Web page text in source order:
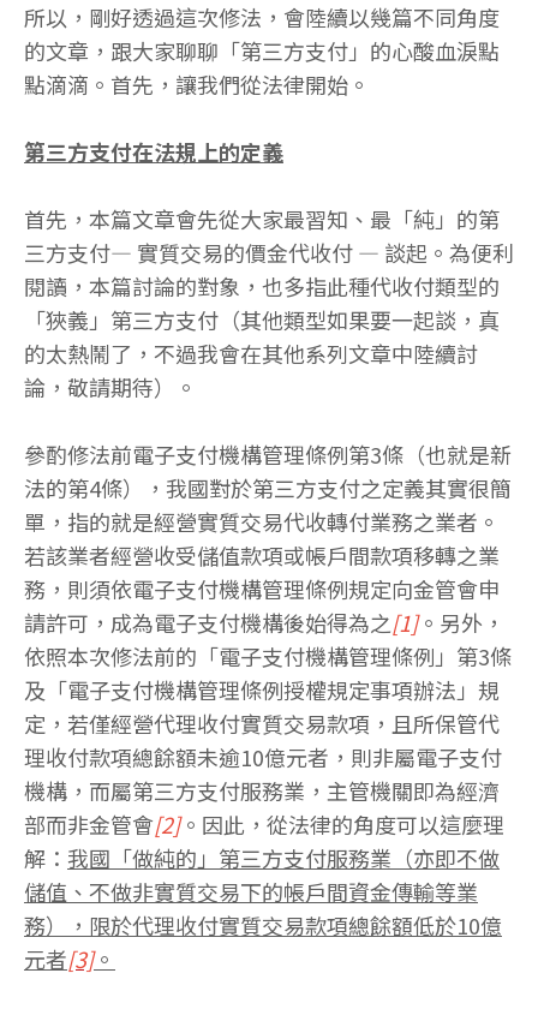
所以，剛好透過這次修法，會陸續以幾篇不同角度
的文章，跟大家聊聊「第三方支付」的心酸血淚點
點滴滴。首先，讓我們從法律開始。
第三方支付在法規上的定義
首先，本篇文章會先從大家最習知、最「純」的第
三方支付— 實質交易的價金代收付 — 談起。為便利
閱讀，本篇討論的對象，也多指此種代收付類型的
「狹義」第三方支付（其他類型如果要一起談，真
的太熱鬧了，不過我會在其他系列文章中陸續討
論，敬請期待）。
參酌修法前電子支付機構管理條例第3條（也就是新
法的第4條），我國對於第三方支付之定義其實很簡
單，指的就是經營實質交易代收轉付業務之業者。
若該業者經營收受儲值款項或帳戶間款項移轉之業
務，則須依電子支付機構管理條例規定向金管會申
請許可，成為電子支付機構後始得為之[1]。另外，
依照本次修法前的「電子支付機構管理條例」第3條
及「電子支付機構管理條例授權規定事項辦法」規
定，若僅經營代理收付實質交易款項，且所保管代
理收付款項總餘額未逾10億元者，則非屬電子支付
機構，而屬第三方支付服務業，主管機關即為經濟
部而非金管會[2]。因此，從法律的角度可以這麼理
解： 我國「做純的」第三方支付服務業（亦即不做
儲值、不做非實質交易下的帳戶間資金傳輸等業
務），限於代理收付實質交易款項總餘額低於10億
元者[3]。